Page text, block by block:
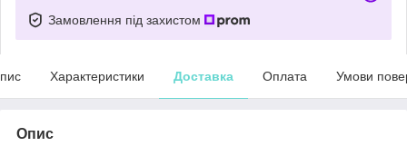
Замовлення під захистом
Характеристики Доставка Оплата Умови
Опис